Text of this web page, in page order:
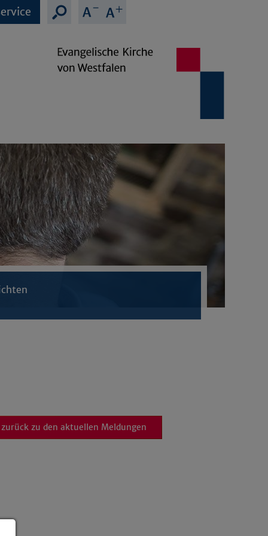
zurück zu den aktuellen Meldungen